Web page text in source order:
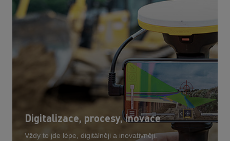
Digitalizace, procesy, inovace
Vždy to jde lépe, digitálněji a inovativněji.